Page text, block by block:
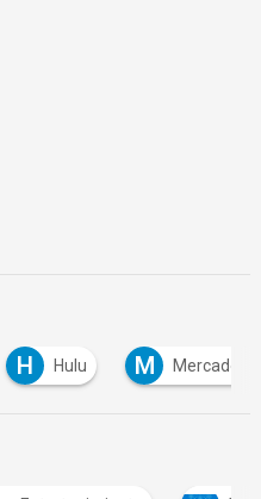
M Mercado Play N